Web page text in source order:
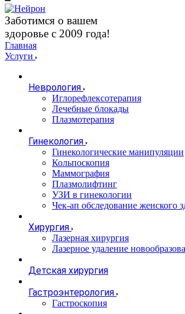
Заботимся о вашем
здоровье с 2009 года!
Главная
Услуги
Неврология
Иглорефлексотерапия
Лечебные блокады
Плазмотерапия
Гинекология
Гинекологические манипуляции
Кольпоскопия
Маммография
Плазмолифтинг
УЗИ в гинекологии
Чек-ап обследование женского
Хирургия
Лазерная хирургия
Лазерное удаление
Детская хирургия
Гастроэнтерология
Гастроскопия